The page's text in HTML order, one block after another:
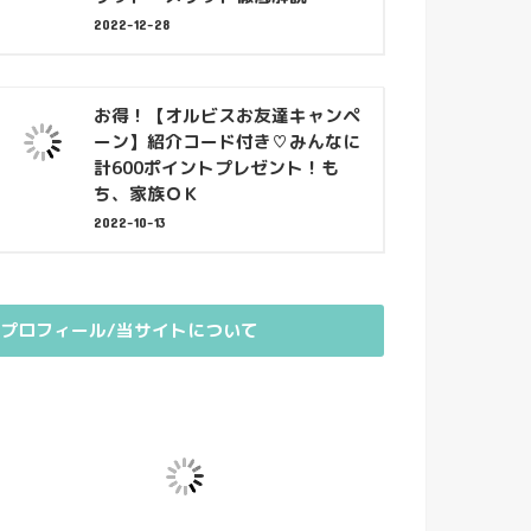
2022-12-28
お得！【オルビスお友達キャンペ
ーン】紹介コード付き♡みんなに
計600ポイントプレゼント！も
ち、家族ＯＫ
2022-10-13
プロフィール/当サイトについて